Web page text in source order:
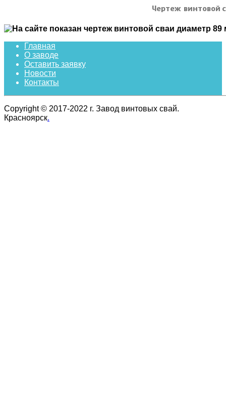
Чертеж винтовой
Главная
О заводе
Оставить заявку
Новости
Контакты
Copyright © 2017-2022 г. Завод винтовых свай.
Красноярск.